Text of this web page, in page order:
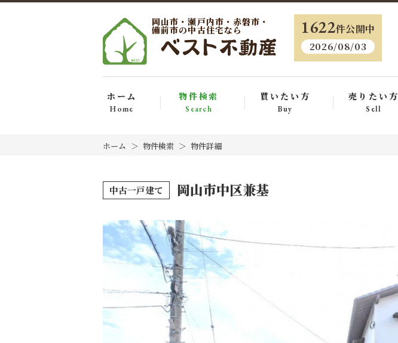
岡山市・瀬戸内市・赤磐市・
備前市の中古住宅なら 1622件公開中
2026/08/03
ホーム
Home
物件検索
Search
買いたい方
Buy
売りたい方
Sell
ホーム 物件検索 物件詳細
中古一戸建て 岡山市中区兼基